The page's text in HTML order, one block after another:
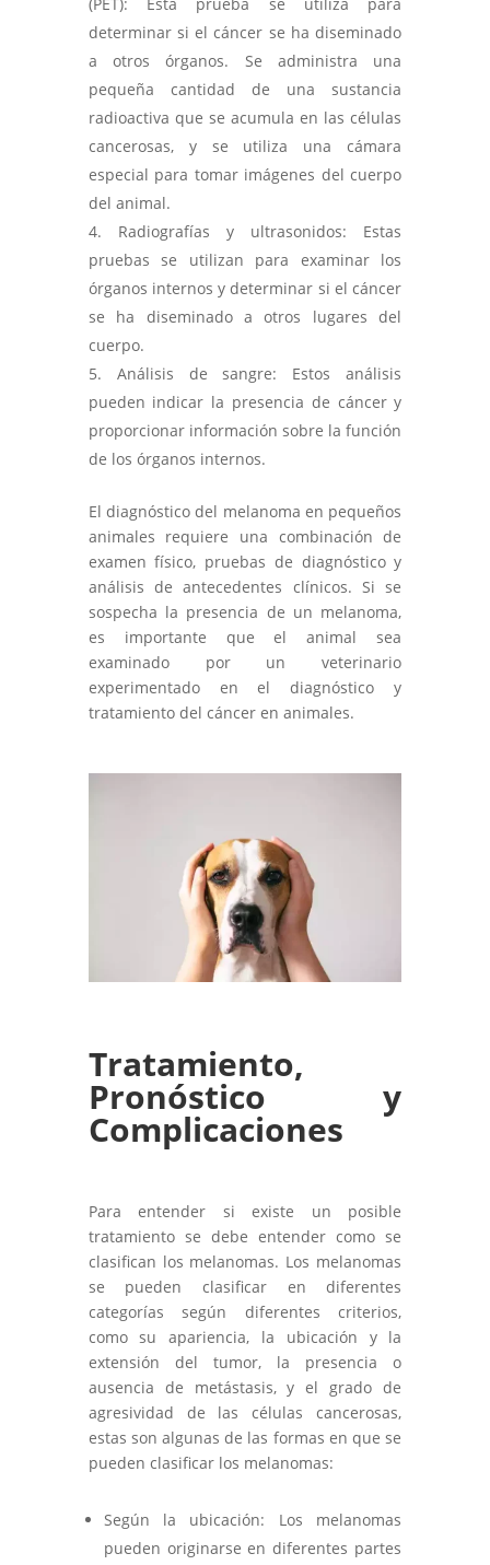
determinar si el cáncer se ha diseminado
a otros órganos. Se administra una
pequeña cantidad de una sustancia
radioactiva que se acumula en las células
cancerosas, y se utiliza una cámara
especial para tomar imágenes del cuerpo
del animal.
Radiografías y ultrasonidos: Estas
pruebas se utilizan para examinar los
órganos internos y determinar si el cáncer
se ha diseminado a otros lugares del
cuerpo.
Análisis de sangre: Estos análisis
pueden indicar la presencia de cáncer y
proporcionar información sobre la función
de los órganos internos.
El diagnóstico del melanoma en pequeños
animales requiere una combinación de
examen físico, pruebas de diagnóstico y
análisis de antecedentes clínicos. Si se
sospecha la presencia de un melanoma,
es importante que el animal sea
examinado por un veterinario
experimentado en el diagnóstico y
tratamiento del cáncer en animales.
Tratamiento,
Pronóstico y
Complicaciones
Para entender si existe un posible
tratamiento se debe entender como se
clasifican los melanomas. Los melanomas
se pueden clasificar en diferentes
categorías según diferentes criterios,
como su apariencia, la ubicación y la
extensión del tumor, la presencia o
ausencia de metástasis, y el grado de
agresividad de las células cancerosas,
estas son algunas de las formas en que se
pueden clasificar los melanomas:
Según la ubicación: Los melanomas
pueden originarse en diferentes partes